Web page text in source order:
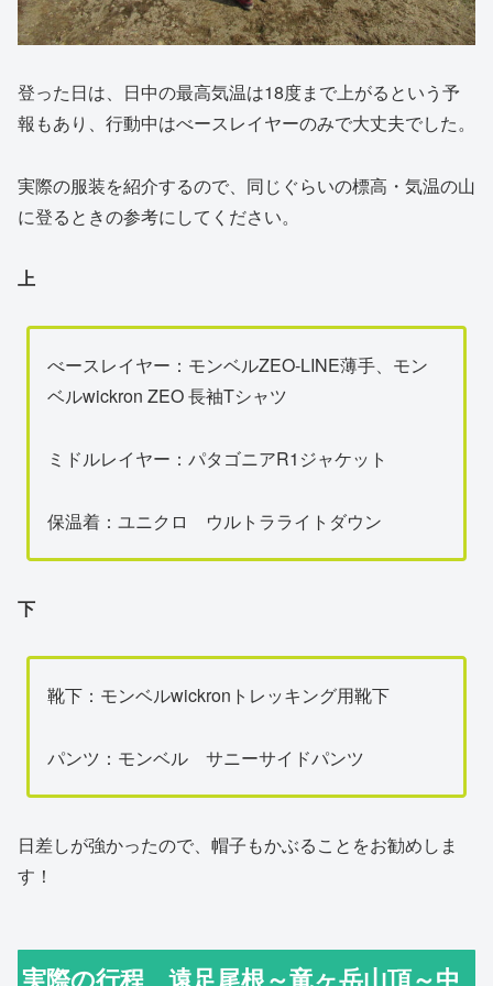
登った日は、日中の最高気温は18度まで上がるという予
報もあり、行動中はべースレイヤーのみで大丈夫でした。
実際の服装を紹介するので、同じぐらいの標高・気温の山
に登るときの参考にしてください。
上
べースレイヤー：モンベルZEO-LINE薄手、モン
ベルwickron ZEO 長袖Tシャツ
ミドルレイヤー：パタゴニアR1ジャケット
保温着：ユニクロ ウルトラライトダウン
下
靴下：モンベルwickronトレッキング用靴下
パンツ：モンベル サニーサイドパンツ
日差しが強かったので、帽子もかぶることをお勧めしま
す！
実際の行程 遠足尾根～竜ヶ岳山頂～中